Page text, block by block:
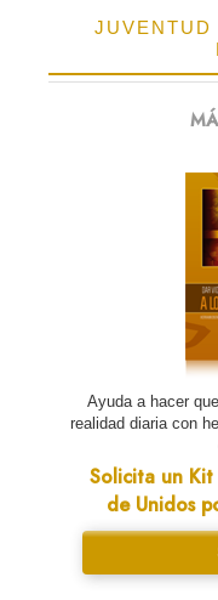
JUVENTUD
Ayuda a hacer
realidad diaria con
Solicita un Kit
de Unidos